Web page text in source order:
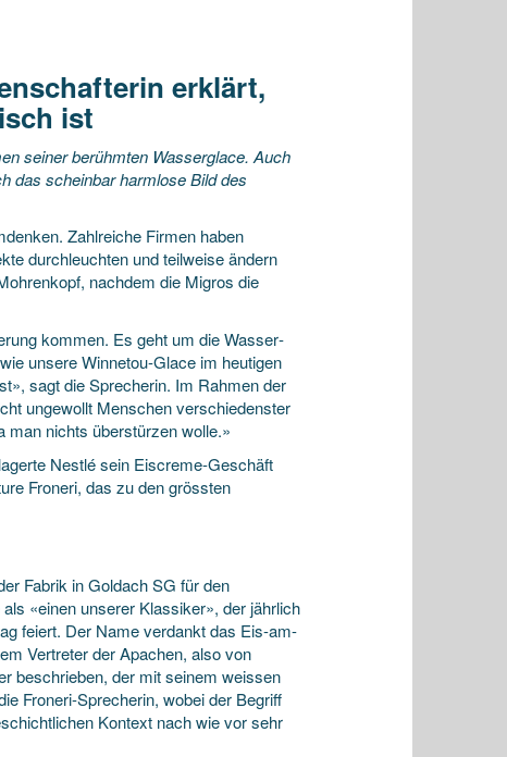
erklärt,
ist
seiner berühmten Wasserglace. Auch
das scheinbar harmlose Bild des
Zahlreiche Firmen haben
durchleuchten und teilweise ändern
nachdem die Migros die
kommen. Es geht um die Wasser­
unsere Winnetou-Glace im heutigen
sagt die Sprecherin. Im Rahmen der
ungewollt Menschen verschiedenster
man nichts überstürzen wolle.»
Nestlé sein Eiscreme-Geschäft
Froneri, das zu den grössten
Fabrik in Goldach SG für den
«einen unserer Klassiker», der jährlich
feiert. Der Name verdankt das Eis-am-
Vertreter der Apachen, also von
beschrieben, der mit seinem weissen
Froneri-Sprecherin, wobei der Begriff
Kontext nach wie vor sehr